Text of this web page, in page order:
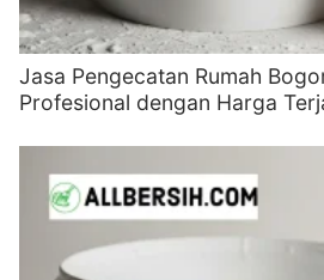
Jasa Pengecatan Rumah
Profesional dengan Harga